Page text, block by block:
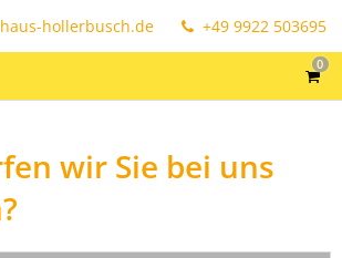
hollerbusch.de +49 9922 503695
0
wir Sie bei uns